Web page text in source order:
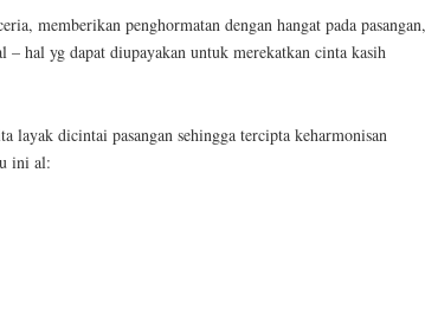
memberikan penghormatan dengan hangat pada pasangan,
hal yg dapat diupayakan untuk merekatkan cinta kasih
dicintai pasangan sehingga tercipta keharmonisan
ini al: